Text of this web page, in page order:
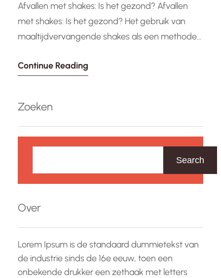
Afvallen met shakes: Is het gezond? Afvallen
met shakes: Is het gezond? Het gebruik van
maaltijdvervangende shakes als een methode
populair geworden. Mensen die op zoek zijn
handige optie. Maar…
Continue Reading
Zoeken
k
n
Search
Over
Lorem Ipsum is de standaard dummietekst van
de industrie sinds de 16e eeuw, toen een
onbekende drukker een zethaak met letters